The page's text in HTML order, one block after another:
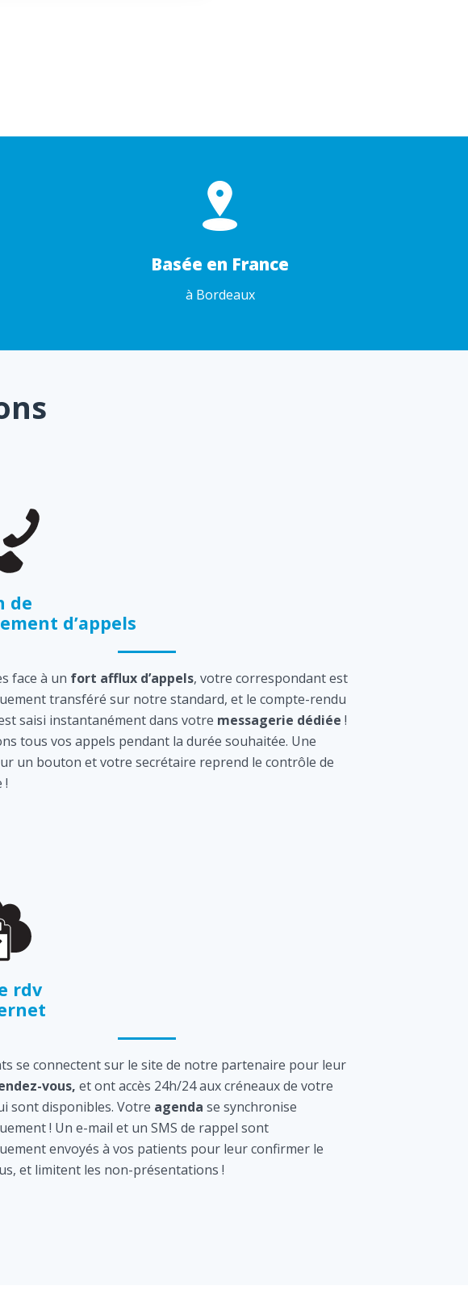
Basée en France
à Bordeaux
de
d’appels
face à un fort afflux d’appels, votre correspondant est
transféré sur notre standard, et le compte-rendu
saisi instantanément dans votre messagerie dédiée !
tous vos appels pendant la durée souhaitée. Une
un bouton et votre secrétaire reprend le contrôle de
!
rdv
se connectent sur le site de notre partenaire pour leur
vous, et ont accès 24h/24 aux créneaux de votre
sont disponibles. Votre agenda se synchronise
! Un e-mail et un SMS de rappel sont
envoyés à vos patients pour leur confirmer le
et limitent les non-présentations !